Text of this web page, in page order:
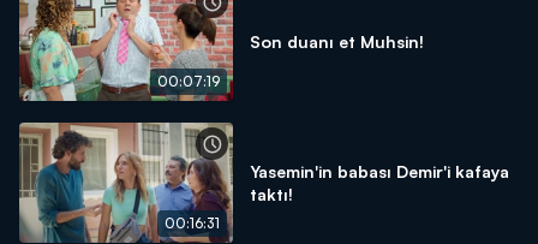
00:07:19
Son duanı et Muhsin!
00:16:31
Yasemin'in babası Demir'i kafaya
taktı!